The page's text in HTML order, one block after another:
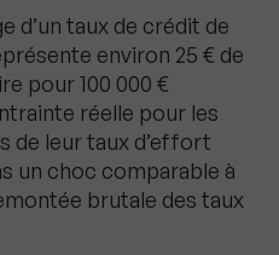
d’un taux de crédit de
environ 25 € de
pour 100 000 €
réelle pour les
de leur taux d’effort
un choc comparable à
brutale des taux